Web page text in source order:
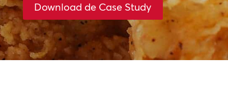
Download de Case Study